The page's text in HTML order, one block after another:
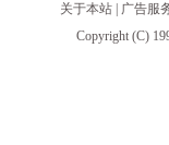
关于本站
广告服
Copyright (C)